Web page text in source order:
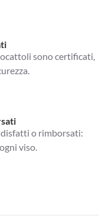
sono certificati,
o rimborsati:
viso.